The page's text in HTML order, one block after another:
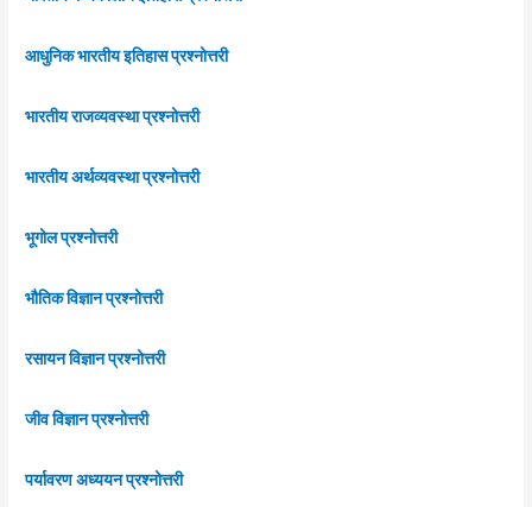
आधुनिक भारतीय इतिहास प्रश्नोत्तरी
भारतीय राजव्यवस्था प्रश्नोत्तरी
भारतीय अर्थव्यवस्था प्रश्नोत्तरी
भूगोल प्रश्नोत्तरी
भौतिक विज्ञान प्रश्नोत्तरी
रसायन विज्ञान प्रश्नोत्तरी
जीव विज्ञान प्रश्नोत्तरी
पर्यावरण अध्ययन प्रश्नोत्तरी